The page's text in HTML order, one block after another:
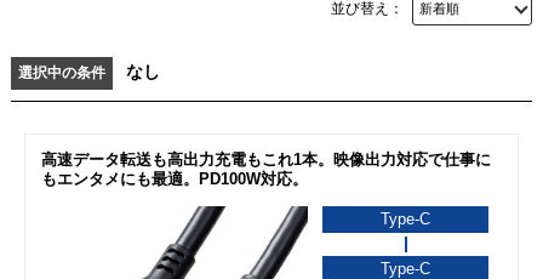
選択中の条件 なし
並び替え：
高速データ転送も高出力充電もこれ1本。映像出力対応で仕事に
もエンタメにも最適。PD100W対応。
Type-C
Type-C